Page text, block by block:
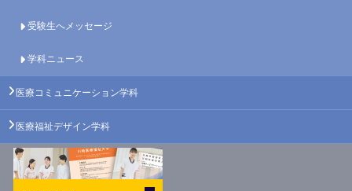
受験生へメッセージ
学科ニュース
医療コミュニケーション学科
医療福祉デザイン学科